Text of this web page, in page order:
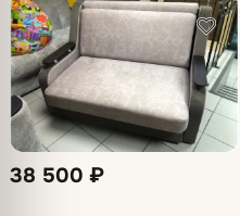
38 500 ₽